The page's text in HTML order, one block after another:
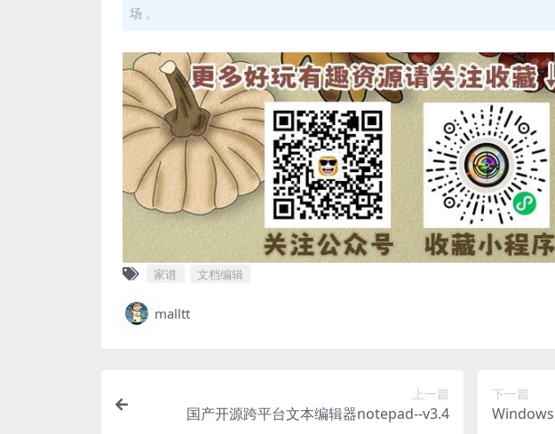
场 。
家谱 文档编辑
malltt
上一篇
国产开源跨平台文本编辑器notepad--v3.4
下一篇
Windows